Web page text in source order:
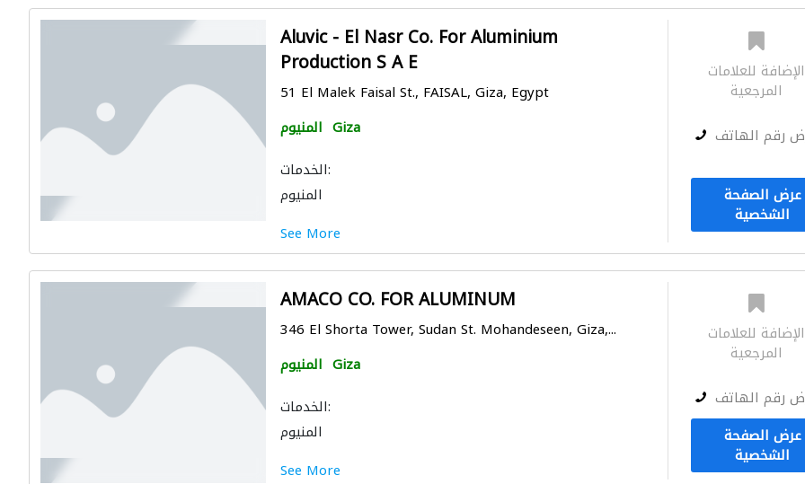
Aluvic - El Nasr Co. For Aluminium
Production S A E
51 El Malek Faisal St., FAISAL, Giza, Egypt
المنيوم Giza
الخدمات:
المنيوم
See More
الإضافة للعلامات
المرجعية
رقم الهاتف
عرض الصفحة
الشخصية
AMACO CO. FOR ALUMINUM
346 El Shorta Tower, Sudan St. Mohandeseen, Giza,...
المنيوم Giza
الخدمات:
المنيوم
See More
الإضافة للعلامات
المرجعية
رقم الهاتف
عرض الصفحة
الشخصية